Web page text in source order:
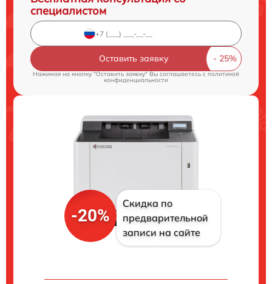
специалистом
Оставить заявку
Нажимая на кнопку "Оставить заявку" Вы соглашаетесь c политикой
конфиденциальности
-20%
Скидка по
предварительной
записи на сайте